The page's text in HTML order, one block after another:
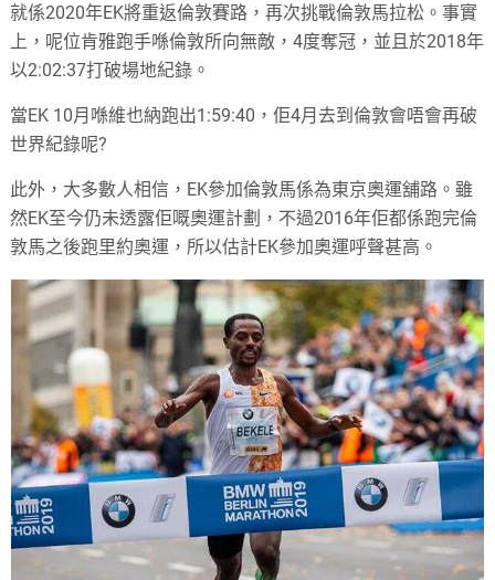
就係2020年EK將重返倫敦賽路，再次挑戰倫敦馬拉松。事實
上，呢位肯雅跑手喺倫敦所向無敵，4度奪冠，並且於2018年
以2:02:37打破場地紀錄。
當EK 10月喺維也納跑出1:59:40，佢4月去到倫敦會唔會再破
世界紀錄呢?
此外，大多數人相信，EK參加倫敦馬係為東京奧運舖路。雖
然EK至今仍未透露佢嘅奧運計劃，不過2016年佢都係跑完倫
敦馬之後跑里約奧運，所以估計EK參加奧運呼聲甚高。